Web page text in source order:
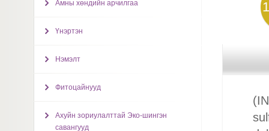
Амны хөндийн арчилгаа
Үнэртэн
Нэмэлт
Фитоцайнууд
Ахуйн зориулалттай Эко-шингэн
савангууд